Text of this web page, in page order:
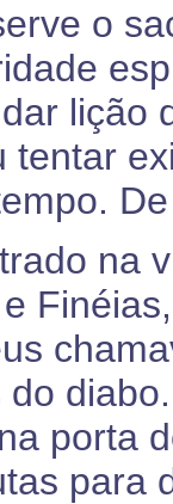
o
lição
tentar
na
do
porta
para